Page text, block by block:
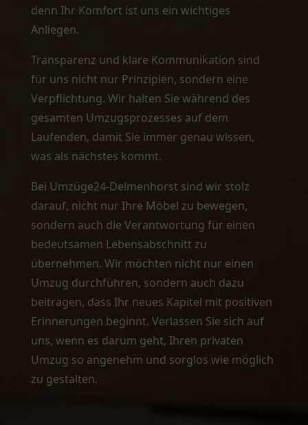
denn Ihr Komfort ist uns ein wichtiges
Anliegen.
Transparenz und klare Kommunikation sind
für uns nicht nur Prinzipien, sondern eine
Verpflichtung. Wir halten Sie während des
gesamten Umzugsprozesses auf dem
Laufenden, damit Sie immer genau wissen,
was als nächstes kommt.
Bei Umzüge24-Delmenhorst sind wir stolz
darauf, nicht nur Ihre Möbel zu bewegen,
sondern auch die Verantwortung für einen
bedeutsamen Lebensabschnitt zu
übernehmen. Wir möchten nicht nur einen
Umzug durchführen, sondern auch dazu
beitragen, dass Ihr neues Kapitel mit positiven
Erinnerungen beginnt. Verlassen Sie sich auf
uns, wenn es darum geht, Ihren privaten
Umzug so angenehm und sorglos wie möglich
zu gestalten.